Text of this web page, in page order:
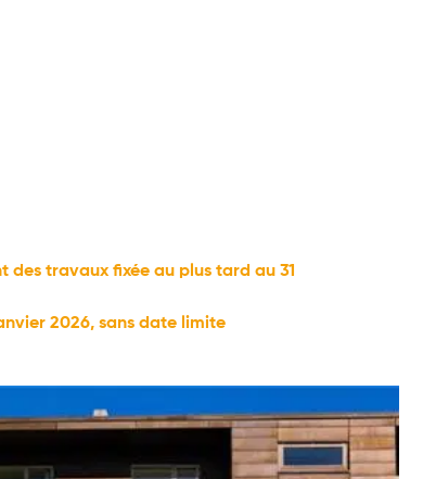
des travaux fixée au plus tard au 31
2026, sans date limite